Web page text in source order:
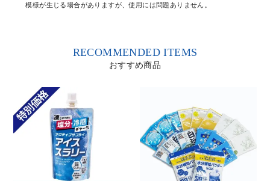
模様が生じる場合がありますが、使用には問題ありません。
RECOMMENDED ITEMS
おすすめ商品